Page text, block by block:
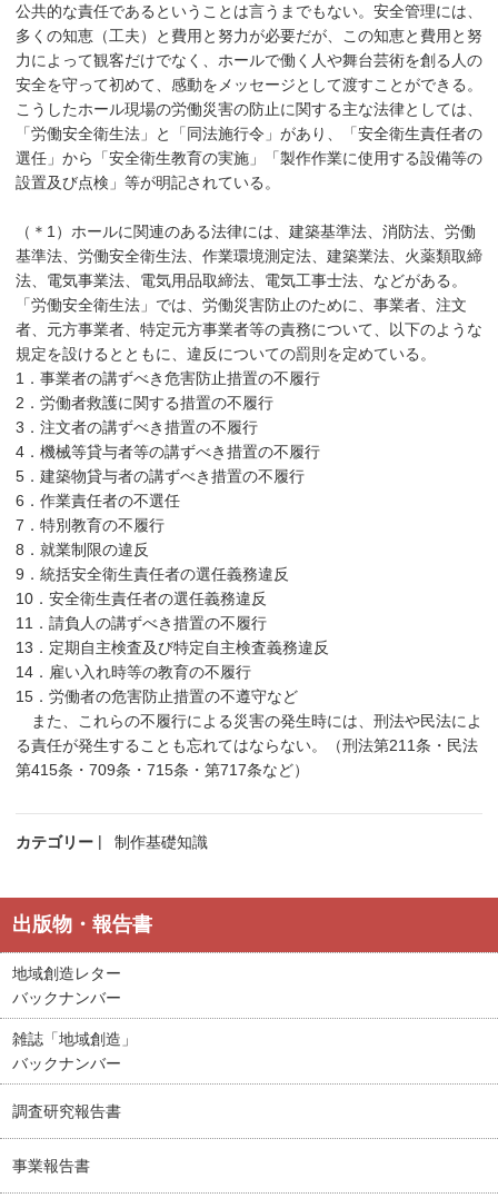
公共的な責任であるということは言うまでもない。安全管理には、
多くの知恵（工夫）と費用と努力が必要だが、この知恵と費用と努
力によって観客だけでなく、ホールで働く人や舞台芸術を創る人の
安全を守って初めて、感動をメッセージとして渡すことができる。
こうしたホール現場の労働災害の防止に関する主な法律としては、
「労働安全衛生法」と「同法施行令」があり、「安全衛生責任者の
選任」から「安全衛生教育の実施」「製作作業に使用する設備等の
設置及び点検」等が明記されている。
（＊1）ホールに関連のある法律には、建築基準法、消防法、労働
基準法、労働安全衛生法、作業環境測定法、建築業法、火薬類取締
法、電気事業法、電気用品取締法、電気工事士法、などがある。
「労働安全衛生法」では、労働災害防止のために、事業者、注文
者、元方事業者、特定元方事業者等の責務について、以下のような
規定を設けるとともに、違反についての罰則を定めている。
1．事業者の講ずべき危害防止措置の不履行
2．労働者救護に関する措置の不履行
3．注文者の講ずべき措置の不履行
4．機械等貸与者等の講ずべき措置の不履行
5．建築物貸与者の講ずべき措置の不履行
6．作業責任者の不選任
7．特別教育の不履行
8．就業制限の違反
9．統括安全衛生責任者の選任義務違反
10．安全衛生責任者の選任義務違反
11．請負人の講ずべき措置の不履行
13．定期自主検査及び特定自主検査義務違反
14．雇い入れ時等の教育の不履行
15．労働者の危害防止措置の不遵守など
また、これらの不履行による災害の発生時には、刑法や民法によ
る責任が発生することも忘れてはならない。（刑法第211条・民法
第415条・709条・715条・第717条など）
カテゴリー 制作基礎知識
出版物・報告書
地域創造レター
バックナンバー
雑誌「地域創造」
バックナンバー
調査研究報告書
事業報告書